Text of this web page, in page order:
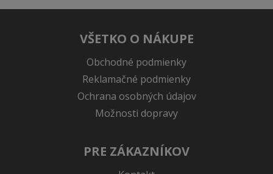
VŠETKO O NÁKUPE
Obchodné podmienky
Reklamačné podmienky
Ochrana osobných údajov
Možnosti dopravy
PRE ZÁKAZNÍKOV